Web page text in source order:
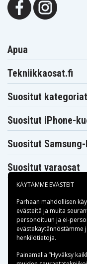
Apua
Tekniikkaosat.fi
Suositut kategoriat
Suositut iPhone-
Suositut
Suositut varaosat
Maksuvaihtoehdot
Toimitusvaihtoehdot
KÄYTÄMME EVÄSTEIT
Parhaan mahdollisen
evästeitä ja muita
personoituun ja ei-
evästekäytännöstämme
henkilötietoja.
Painamalla ”Hyväksy